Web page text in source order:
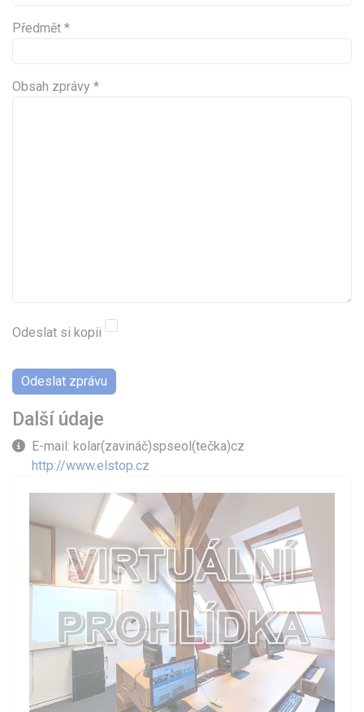
Předmět *
Obsah zprávy *
Odeslat si kopii
Odeslat zprávu
Další údaje
Další údaje
E-mail: kolar(zavináč)spseol(tečka)cz
http://www.elstop.cz